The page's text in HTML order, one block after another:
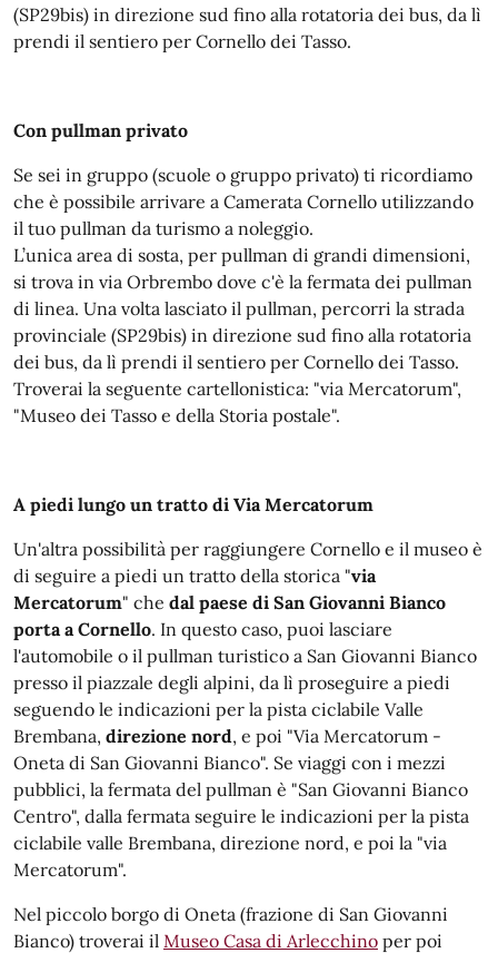
(SP29bis) in direzione sud fino alla rotatoria dei bus, da lì
prendi il sentiero per Cornello dei Tasso.
Con pullman privato
Se sei in gruppo (scuole o gruppo privato) ti ricordiamo
che è possibile arrivare a Camerata Cornello utilizzando
il tuo pullman da turismo a noleggio.
L’unica area di sosta, per pullman di grandi dimensioni,
si trova in via Orbrembo dove c'è la fermata dei pullman
di linea. Una volta lasciato il pullman, percorri la strada
provinciale (SP29bis) in direzione sud fino alla rotatoria
dei bus, da lì prendi il sentiero per Cornello dei Tasso.
Troverai la seguente cartellonistica: "via Mercatorum",
"Museo dei Tasso e della Storia postale".
A piedi lungo un tratto di Via Mercatorum
Un'altra possibilità per raggiungere Cornello e il museo è
di seguire a piedi un tratto della storica "via
Mercatorum" che dal paese di San Giovanni Bianco
porta a Cornello. In questo caso, puoi lasciare
l'automobile o il pullman turistico a San Giovanni Bianco
presso il piazzale degli alpini, da lì proseguire a piedi
seguendo le indicazioni per la pista ciclabile Valle
Brembana, direzione nord, e poi "Via Mercatorum -
Oneta di San Giovanni Bianco". Se viaggi con i mezzi
pubblici, la fermata del pullman è "San Giovanni Bianco
Centro", dalla fermata seguire le indicazioni per la pista
ciclabile valle Brembana, direzione nord, e poi la "via
Mercatorum".
Nel piccolo borgo di Oneta (frazione di San Giovanni
Bianco) troverai il Museo Casa di Arlecchino per poi